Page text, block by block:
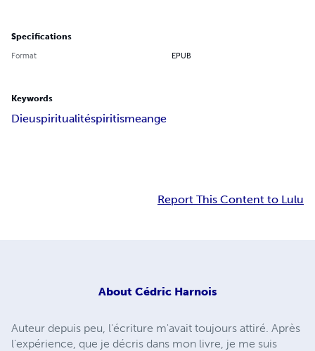
Specifications
Format EPUB
Keywords
Dieuspiritualitéspiritismeange
Report This Content to Lulu
About Cédric Harnois
Auteur depuis peu, l'écriture m'avait toujours attiré. Après
l'expérience, que je décris dans mon livre, je me suis